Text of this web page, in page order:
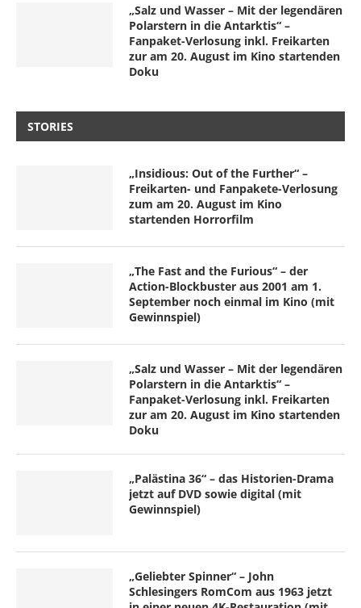
„Salz und Wasser – Mit der legendären
Polarstern in die Antarktis“ –
Fanpaket-Verlosung inkl. Freikarten
zur am 20. August im Kino startenden
Doku
STORIES
„Insidious: Out of the Further“ –
Freikarten- und Fanpakete-Verlosung
zum am 20. August im Kino
startenden Horrorfilm
„The Fast and the Furious“ – der
Action-Blockbuster aus 2001 am 1.
September noch einmal im Kino (mit
Gewinnspiel)
„Salz und Wasser – Mit der legendären
Polarstern in die Antarktis“ –
Fanpaket-Verlosung inkl. Freikarten
zur am 20. August im Kino startenden
Doku
„Palästina 36“ – das Historien-Drama
jetzt auf DVD sowie digital (mit
Gewinnspiel)
„Geliebter Spinner“ – John
Schlesingers RomCom aus 1963 jetzt